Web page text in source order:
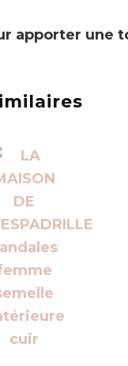
apporter une